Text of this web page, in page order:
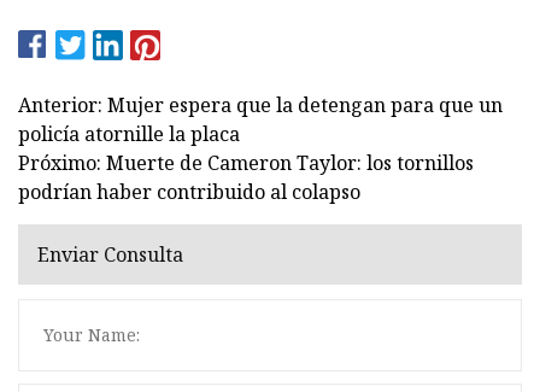
Anterior: Mujer espera que la detengan para que un
policía atornille la placa
Próximo: Muerte de Cameron Taylor: los tornillos
podrían haber contribuido al colapso
Enviar Consulta